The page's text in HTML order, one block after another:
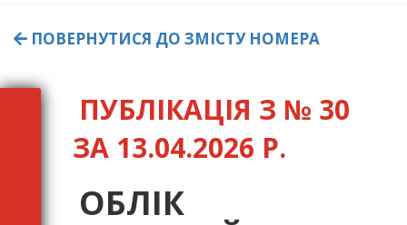
ПОВЕРНУТИСЯ ДО ЗМІСТУ НОМЕРА
ПУБЛІКАЦІЯ З № 30
ЗА 13.04.2026 Р.
ОБЛІК